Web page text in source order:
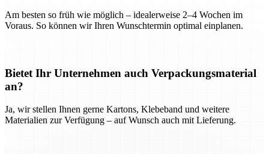
Am besten so früh wie möglich – idealerweise 2–4 Wochen im
Voraus. So können wir Ihren Wunschtermin optimal einplanen.
Bietet Ihr Unternehmen auch Verpackungsmaterial
an?
Ja, wir stellen Ihnen gerne Kartons, Klebeband und weitere
Materialien zur Verfügung – auf Wunsch auch mit Lieferung.